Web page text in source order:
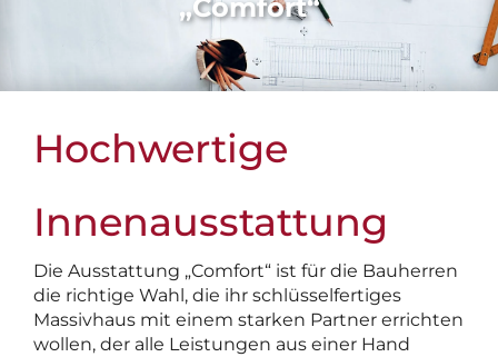
„Comfort“
Hochwertige
Innenausstattung
Die Ausstattung „Comfort“ ist für die Bauherren
die richtige Wahl, die ihr schlüsselfertiges
Massivhaus mit einem starken Partner errichten
wollen, der alle Leistungen aus einer Hand